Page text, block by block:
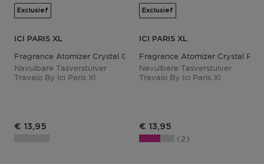
Exclusief
ICI PARIS XL
Fragrance Atomizer Crystal Gold
Navulbare Tasverstuiver
Travalo By Ici Paris Xl
Productprijs
€ 13,95
Exclusief
ICI PARIS XL
Fragrance Atomizer Crystal
Navulbare Tasverstuiver
Travalo By Ici Paris Xl
Productprijs
€ 13,95
2